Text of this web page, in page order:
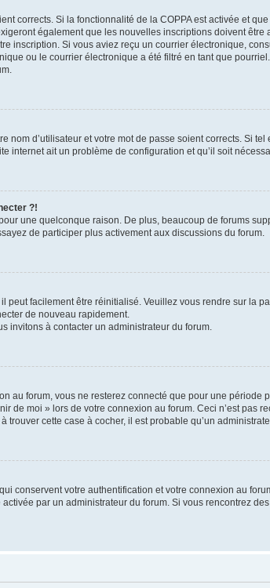
corrects. Si la fonctionnalité de la COPPA est activée et
également que les nouvelles inscriptions doivent
inscription. Si vous aviez reçu un courrier électronique,
ou le courrier électronique a été filtré en tant que
nom d’utilisateur et votre mot de passe soient corrects. Si
ait un problème de configuration et qu’il soit
?!
une quelconque raison. De plus, beaucoup de forums
de participer plus activement aux discussions du forum.
facilement être réinitialisé. Veuillez vous rendre sur la
de nouveau rapidement.
invitons à contacter un administrateur du forum.
au forum, vous ne resterez connecté que pour une période
de moi » lors de votre connexion au forum. Ceci n’est pas
cette case à cocher, il est probable qu’un
conservent votre authentification et votre connexion au
par un administrateur du forum. Si vous rencontrez